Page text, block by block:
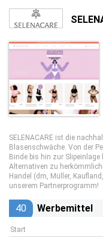
SELENACARE ist die
Blasenschwäche. Von der
Binde bis hin zur
Alternativen zu
Handel (dm, Müller,
unserem Partnerprogramm!
40 Werbemittel
Start